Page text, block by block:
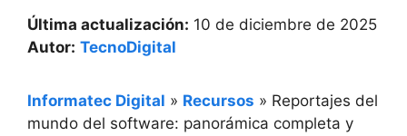
Última actualización: 10 de diciembre de 2025
Autor: TecnoDigital
Informatec Digital » Recursos » Reportajes del
mundo del software: panorámica completa y